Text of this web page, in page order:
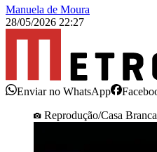
Manuela de Moura
28/05/2026 22:27
Enviar no WhatsApp
Reprodução/Casa Branca